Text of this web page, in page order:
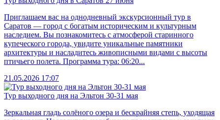
Приглашаем вас на однодневный экскурсионный тур в
Саратов — город с богатым историческим и культурным
наследием. Вы познакомитесь с атмосферой старинного
купеческого города, увидите уникальные памятники
архитектуры и насладитесь живописными видами с высоты
птичьего полета. Программа тура: 06:20...
21.05.2026 17:07
Тур выходного дня на Эльтон 30-31 мая
Зеркальная гладь солёного озера и бескрайняя степь, уходящая